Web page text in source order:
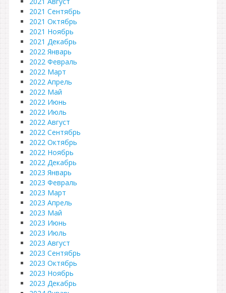
2021 Сентябрь
2021 Октябрь
2021 Ноябрь
2021 Декабрь
2022 Январь
2022 Февраль
2022 Март
2022 Апрель
2022 Май
2022 Июнь
2022 Июль
2022 Август
2022 Сентябрь
2022 Октябрь
2022 Ноябрь
2022 Декабрь
2023 Январь
2023 Февраль
2023 Март
2023 Апрель
2023 Май
2023 Июнь
2023 Июль
2023 Август
2023 Сентябрь
2023 Октябрь
2023 Ноябрь
2023 Декабрь